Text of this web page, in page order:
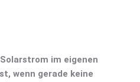
im eigenen
wenn gerade keine